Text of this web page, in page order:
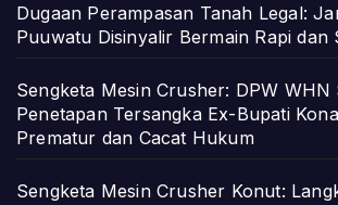
Dugaan Perampasan Tanah Legal:
Puuwatu Disinyalir Bermain Rapi dan
Sengketa Mesin Crusher: DPW
Penetapan Tersangka Ex-Bupati
Prematur dan Cacat Hukum
Sengketa Mesin Crusher Konut: